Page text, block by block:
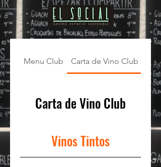
Menu Club Carta de Vino Club
Carta de Vino Club
Vinos Tintos